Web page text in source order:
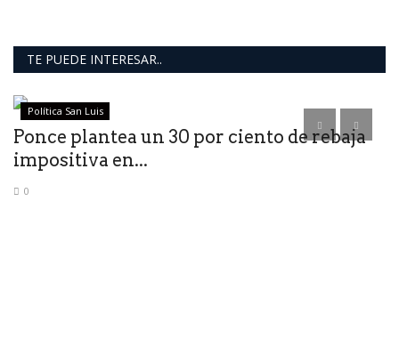
TE PUEDE INTERESAR..
Política San Luis
Ponce plantea un 30 por ciento de rebaja
impositiva en...
0